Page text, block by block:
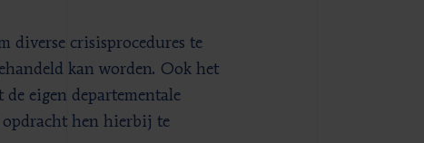
diverse crisisprocedures te
kan worden. Ook het
eigen departementale
opdracht hen hierbij te